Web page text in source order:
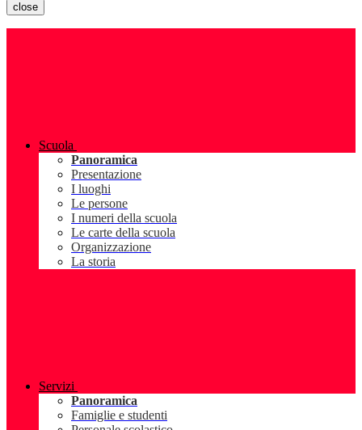
close
Scuola
Panoramica
Presentazione
I luoghi
Le persone
I numeri della scuola
Le carte della scuola
Organizzazione
La storia
Servizi
Panoramica
Famiglie e studenti